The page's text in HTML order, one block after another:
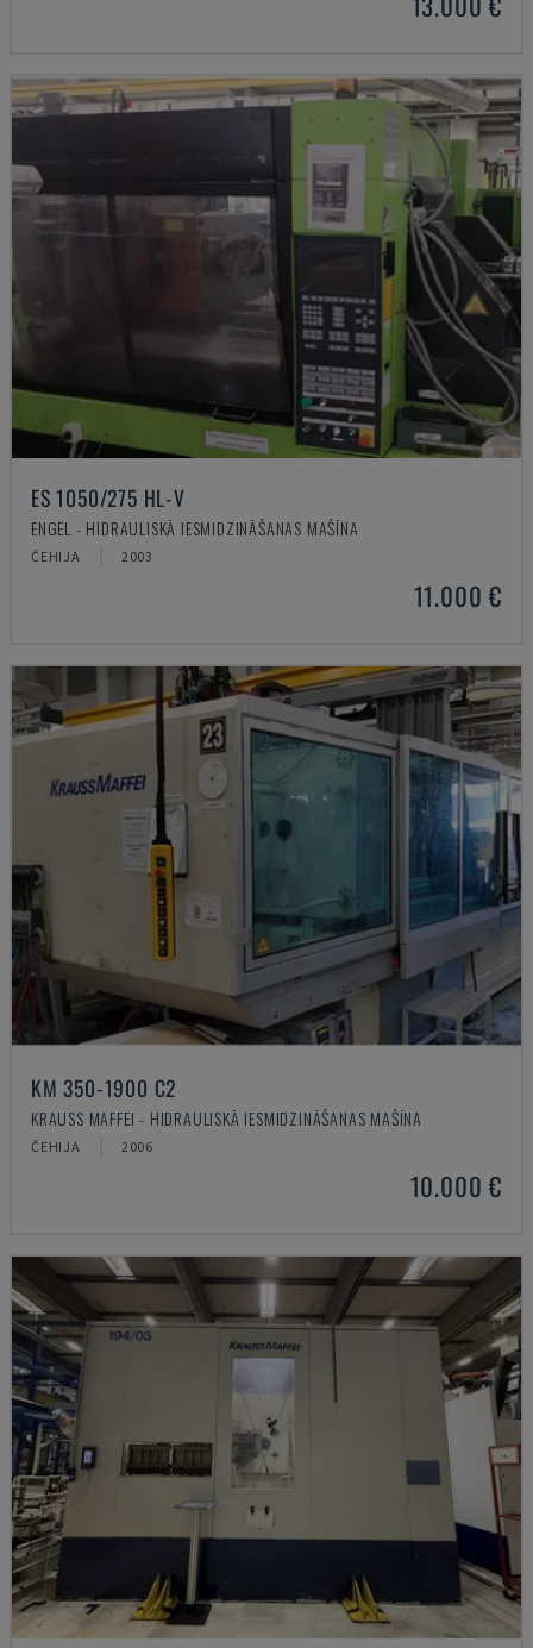
ES 1050/275 HL-V
ENGEL - HIDRAULISKĀ IESMIDZINĀŠANAS MAŠĪNA
ČEHIJA 2003
11.000 €
KM 350-1900 C2
KRAUSS MAFFEI - HIDRAULISKĀ IESMIDZINĀŠANAS MAŠĪNA
ČEHIJA 2006
10.000 €